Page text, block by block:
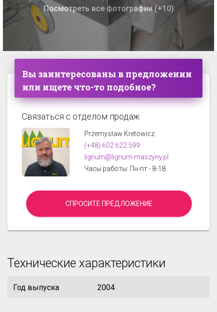
Посмотреть все фотографии (+10)
Вы заинтересованы в предложении
или ищете что-то подобное?
Связаться с отделом продаж
Przemysław Kretowicz
(+48) 602 622 599
lignum@lignum-maszyny.pl
Часы работы: Пн-пт - 8-18
СПРОСИТЕ ПРЕДЛОЖЕНИЕ
Технические характеристики
Год выпуска 2004